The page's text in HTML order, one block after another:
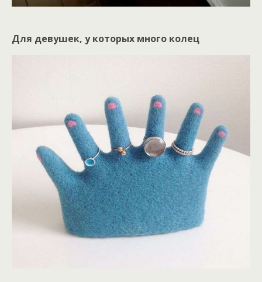
Для девушек, у которых много колец